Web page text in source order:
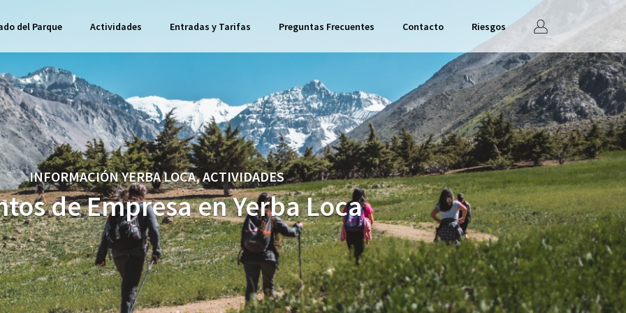
del Parque Actividades Entradas y Tarifas Preguntas Frecuentes Contacto Riesgos
INFORMACIÓN YERBA LOCA, ACTIVIDADES
de Empresa en Yerba Loca